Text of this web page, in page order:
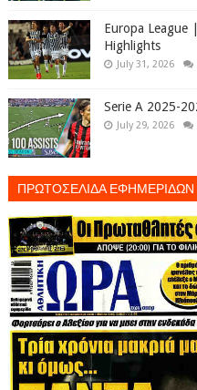
Europa
Highlights
July 31, 2026
Serie A 2025-
July 29, 2026
ΠΡΩΤΟΣΕΛΙΔΑ ΕΦΗΜΕΡΙΔΩΝ